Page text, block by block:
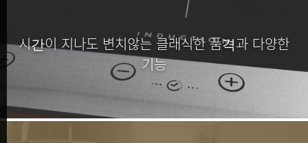
시간이 지나도 변치않는 클래식한 품격과 다양한
기능